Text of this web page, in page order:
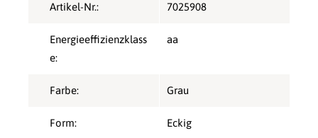
Artikel-Nr.: 7025908
Energieeffizienzklass
e:
aa
Farbe: Grau
Form: Eckig